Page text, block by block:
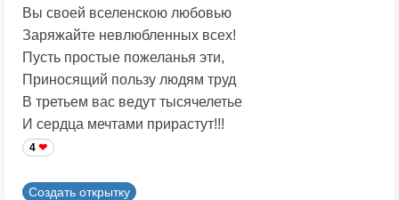
Вы своей вселенскою любовью
Заряжайте невлюбленных всех!
Пусть простые пожеланья эти,
Приносящий пользу людям труд
В третьем вас ведут тысячелетье
И сердца мечтами прирастут!!!
4
Создать открытку